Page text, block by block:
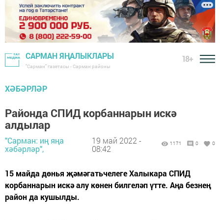
САРМАН ЯҢАЛЫКЛАРЫ
"Сарман" газетасы - Сарман районы
18+
ХӘБӘРЛӘР
Районда СПИД корбаннарын искә
алдылар
"Сарман: иң яңа
хәбәрләр",
19 май 2022 -
08:42
1171 0 0
15 майда дөнья җәмәгатьчелеге Халыкара СПИД
корбаннарын искә алу көнен билгеләп үтте. Аңа безнең
район да кушылды.